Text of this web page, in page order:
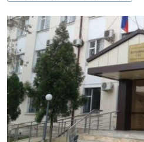
поиску
СЕВЕР.РЕАЛИИ
СИБИРЬ.РЕАЛИИ
РАСПИСАНИЕ ВЕЩАНИЯ
ПОДПИШИТЕСЬ НА
СОЦИАЛЬНЫЕ СЕТИ